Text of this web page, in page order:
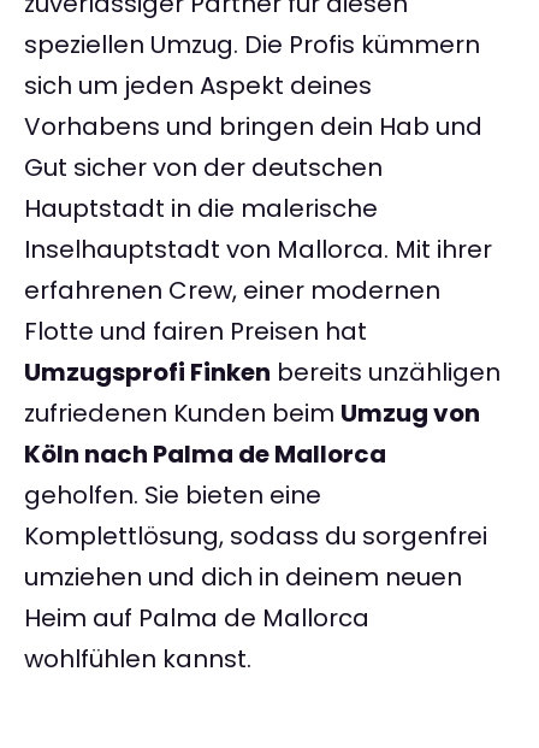
speziellen Umzug. Die Profis kümmern
sich um jeden Aspekt deines
Vorhabens und bringen dein Hab und
Gut sicher von der deutschen
Hauptstadt in die malerische
Inselhauptstadt von Mallorca. Mit ihrer
erfahrenen Crew, einer modernen
Flotte und fairen Preisen hat
Umzugsprofi Finken bereits unzähligen
zufriedenen Kunden beim Umzug von
Köln nach Palma de Mallorca
geholfen. Sie bieten eine
Komplettlösung, sodass du sorgenfrei
umziehen und dich in deinem neuen
Heim auf Palma de Mallorca
wohlfühlen kannst.